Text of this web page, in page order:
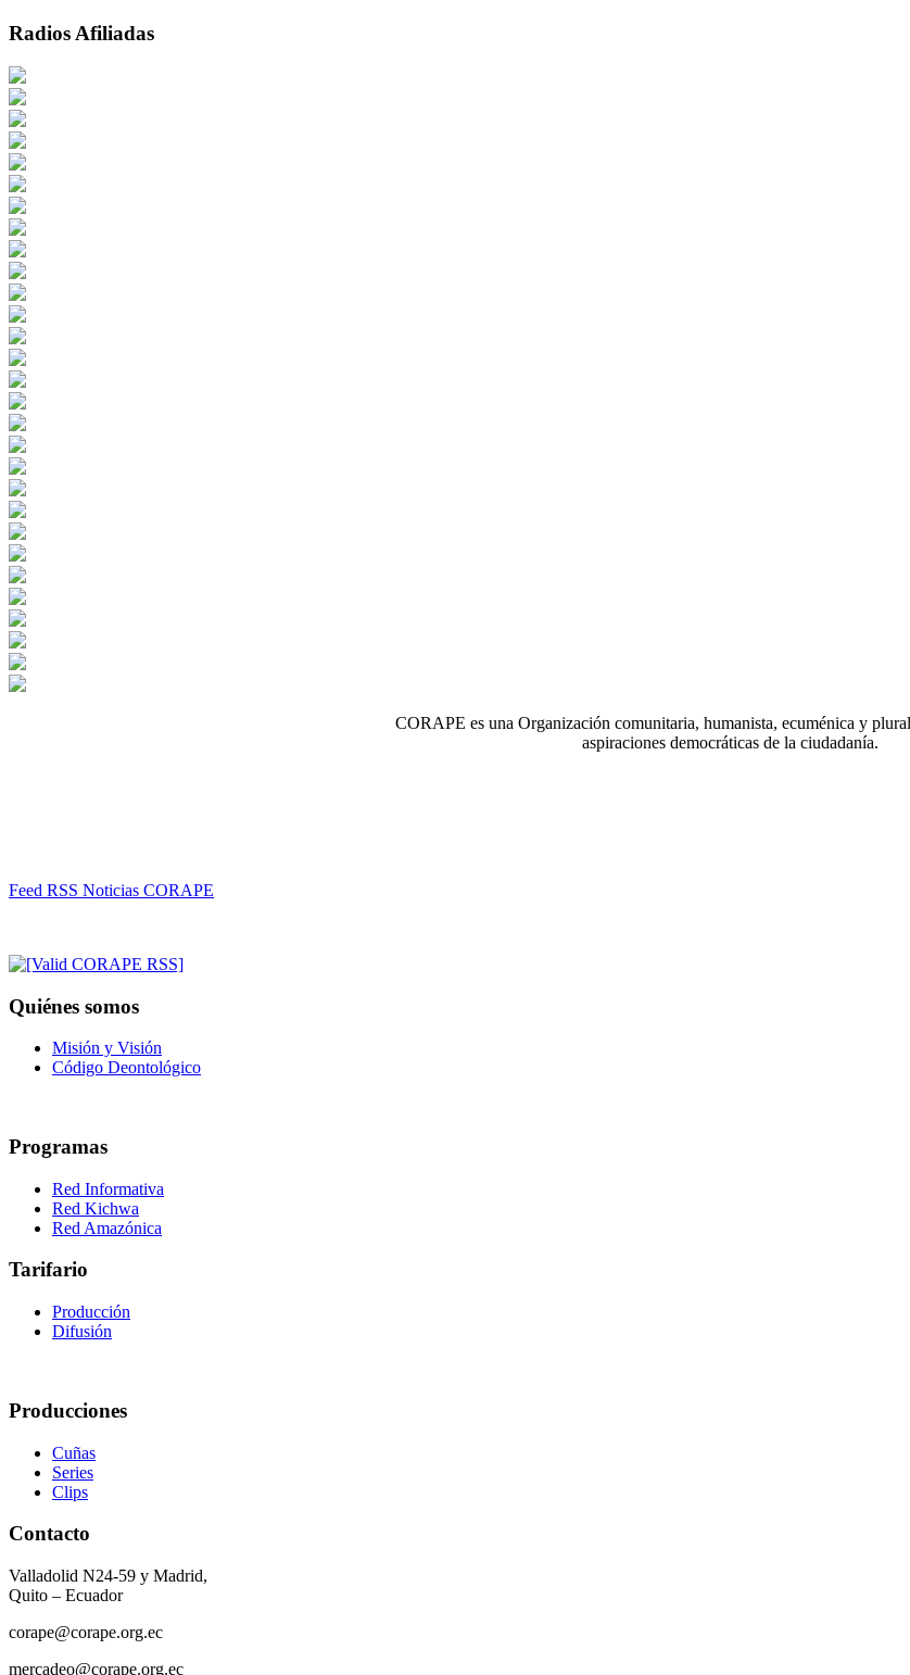
Radios Afiliadas
CORAPE es una Organización comunitaria, humanista, ecuménica y
aspiraciones democráticas de la ciudadanía.
Feed RSS Noticias CORAPE
Quiénes somos
Misión y Visión
Código Deontológico
Programas
Red Informativa
Red Kichwa
Red Amazónica
Tarifario
Producción
Difusión
Producciones
Cuñas
Series
Clips
Contacto
Valladolid N24-59 y Madrid,
Quito – Ecuador
corape@corape.org.ec
mercadeo@corape.org.ec